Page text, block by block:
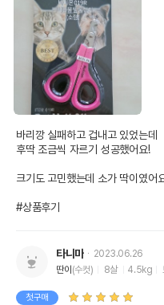
바리깡 실패하고 겁내고 있었는데
후딱 조금씩 자르기 성공했어요!
크기도 고민했는데 소가 딱이였어
#상품후기
타니마
2023.06.26
딴이 (수컷) 8살 4.5kg
첫구매